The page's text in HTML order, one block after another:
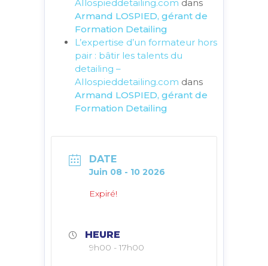
AIlospieddetailing.com dans
Armand LOSPIED, gérant de
Formation Detailing
L’expertise d’un formateur hors
pair : bâtir les talents du
detailing –
AIlospieddetailing.com dans
Armand LOSPIED, gérant de
Formation Detailing
DATE
Juin 08 - 10 2026
Expiré!
HEURE
9h00 - 17h00